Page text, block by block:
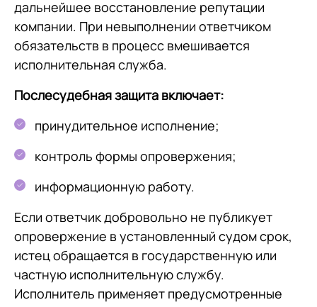
дальнейшее восстановление репутации
компании. При невыполнении ответчиком
обязательств в процесс вмешивается
исполнительная служба.
Послесудебная защита включает:
принудительное исполнение;
контроль формы опровержения;
информационную работу.
Если ответчик добровольно не публикует
опровержение в установленный судом срок,
истец обращается в государственную или
частную исполнительную службу.
Исполнитель применяет предусмотренные